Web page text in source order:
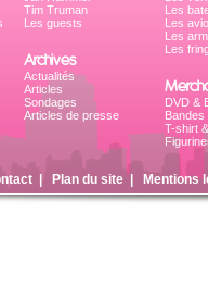
Tim Truman
Les guests
Archives
Actualités
Articles
Sondages
Articles de presse
Les
Les
Les
Les
DVD &
Bandes
T-shirt
| Plan du site| Mentions